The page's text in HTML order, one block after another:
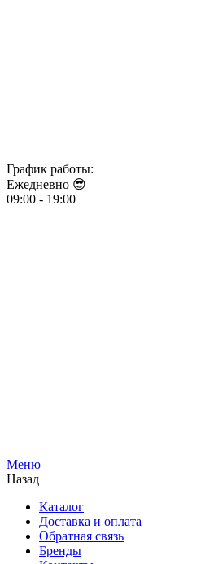
График работы:
Ежедневно 😎​​​​​​​
09:00 - 19:00
Меню
Назад
Каталог
Доставка и оплата
Обратная связь
Бренды